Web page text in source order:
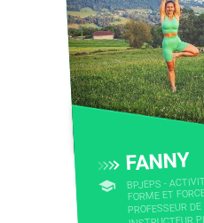
FANNY
BPJEPS -
FORME ET
PROFESSEUR